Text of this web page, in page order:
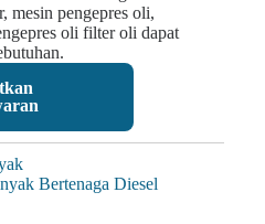
mesin pengepres oli,
oli filter oli dapat
Bertenaga Diesel